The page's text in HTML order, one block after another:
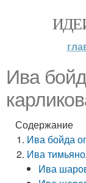
Ива
Содержание
Ива бойда
Ива
Ива